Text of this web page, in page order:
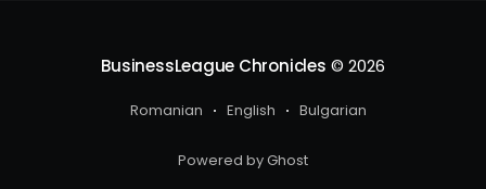
BusinessLeague Chronicles © 2026
Romanian English Bulgarian
Powered by Ghost